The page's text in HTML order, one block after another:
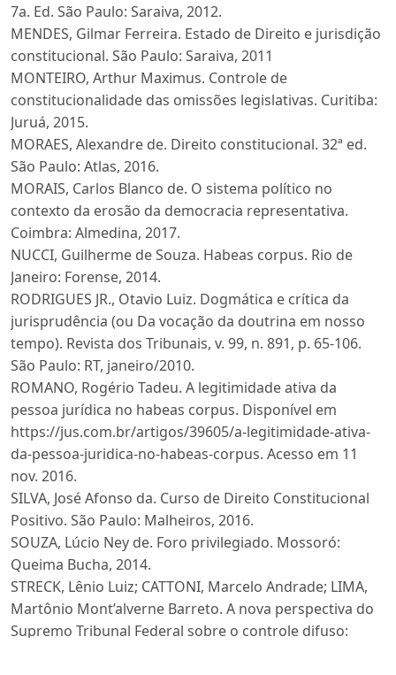
7a. Ed. São Paulo: Saraiva, 2012.
MENDES, Gilmar Ferreira. Estado de Direito e jurisdição
constitucional. São Paulo: Saraiva, 2011
MONTEIRO, Arthur Maximus. Controle de
constitucionalidade das omissões legislativas. Curitiba:
Juruá, 2015.
MORAES, Alexandre de. Direito constitucional. 32ª ed.
São Paulo: Atlas, 2016.
MORAIS, Carlos Blanco de. O sistema político no
contexto da erosão da democracia representativa.
Coimbra: Almedina, 2017.
NUCCI, Guilherme de Souza. Habeas corpus. Rio de
Janeiro: Forense, 2014.
RODRIGUES JR., Otavio Luiz. Dogmática e crítica da
jurisprudência (ou Da vocação da doutrina em nosso
tempo). Revista dos Tribunais, v. 99, n. 891, p. 65-106.
São Paulo: RT, janeiro/2010.
ROMANO, Rogério Tadeu. A legitimidade ativa da
pessoa jurídica no habeas corpus. Disponível em
https://jus.com.br/artigos/39605/a-legitimidade-ativa-
da-pessoa-juridica-no-habeas-corpus. Acesso em 11
nov. 2016.
SILVA, José Afonso da. Curso de Direito Constitucional
Positivo. São Paulo: Malheiros, 2016.
SOUZA, Lúcio Ney de. Foro privilegiado. Mossoró:
Queima Bucha, 2014.
STRECK, Lênio Luiz; CATTONI, Marcelo Andrade; LIMA,
Martônio Mont’alverne Barreto. A nova perspectiva do
Supremo Tribunal Federal sobre o controle difuso: